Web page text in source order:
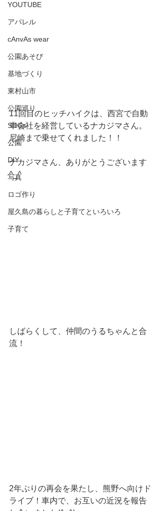
YOUTUBE
アパレル
cAnvAs wear
公園あそび
基地づくり
東村山市
公園巡り
SDGs
公園
DIY
写真
ロゴ作り
屋久島の暮らしと子育てといろいろ
子育て
11回目のヒッチハイクは、西宮で自動
車会社を経営しているナカジマさん。
尼崎まで乗せてくれました！！
ナカジマさん、ありがとうございます
^_^
しばらくして、仲間のうるちゃんと合
流！
2年ぶりの再会を果たし、熊野へ向けド
ライブ！車内で、お互いの近況を報告